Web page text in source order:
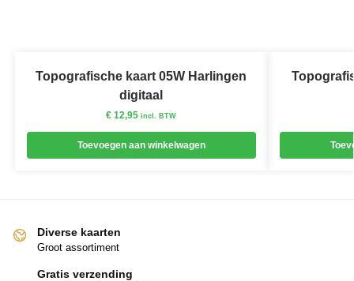
Topografische kaart 05W Harlingen
digitaal
€ 12,95 incl. BTW
Toevoegen aan winkelwagen
Diverse kaarten
Groot assortiment
Gratis verzending